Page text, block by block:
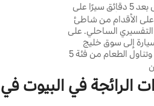
غرفتا نوم مبهجتان على بعد 5 دقائق سيرًا على
الأليفة مجانية
سيرًا على الأقدام من شاطئ
التفسيري الساحلي. على
إلى سوق خليج
أويهوت مع سوق بقالة وتناول الطعام من فئة 5
هناك الكثير من
طرق الوصول إلى الشاطئ. على بعد 3 أميال فقط
الاستمتاع
المصدات في الممر،
الرائجة في البيوت